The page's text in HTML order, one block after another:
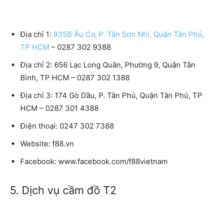
Địa chỉ 1: 935B Âu Cơ, P. Tân Sơn Nhì, Quận Tân Phú,
TP HCM – 0287 302 9388
Địa chỉ 2: 656 Lạc Long Quân, Phường 9, Quận Tân
Bình, TP HCM – 0287 302 1388
Địa chỉ 3: 174 Gò Dầu, P. Tân Phú, Quận Tân Phú, TP
HCM – 0287 301 4388
Điện thoại: 0247 302 7388
Website: f88.vn
Facebook: www.facebook.com/f88vietnam
5. Dịch vụ cầm đồ T2